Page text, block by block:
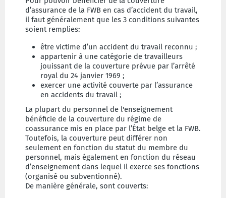
d’assurance de la FWB en cas d’accident du travail,
il faut généralement que les 3 conditions suivantes
soient remplies:
être victime d’un accident du travail reconnu ;
appartenir à une catégorie de travailleurs
jouissant de la couverture prévue par l’arrêté
royal du 24 janvier 1969 ;
exercer une activité couverte par l’assurance
en accidents du travail ;
La plupart du personnel de l'enseignement
bénéficie de la couverture du régime de
coassurance mis en place par l’État belge et la FWB.
Toutefois, la couverture peut différer non
seulement en fonction du statut du membre du
personnel, mais également en fonction du réseau
d’enseignement dans lequel il exerce ses fonctions
(organisé ou subventionné).
De manière générale, sont couverts: